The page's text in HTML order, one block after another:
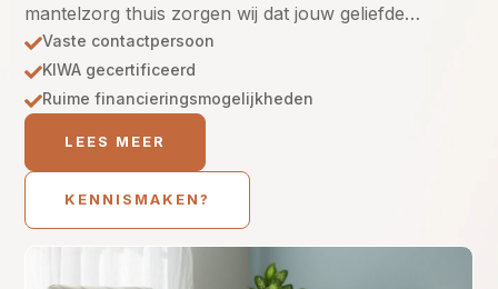
mantelzorg thuis zorgen wij dat jouw geliefde…
Vaste contactpersoon
KIWA gecertificeerd
Ruime financieringsmogelijkheden
LEES MEER
KENNISMAKEN?